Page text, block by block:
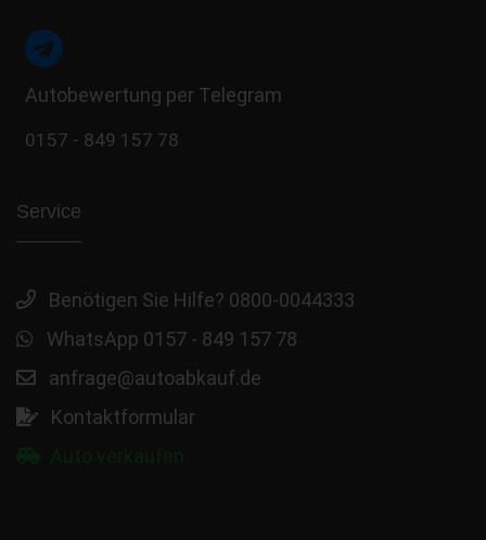
Autobewertung per Telegram
0157 - 849 157 78
Service
Benötigen Sie Hilfe? 0800-0044333
WhatsApp 0157 - 849 157 78
anfrage@autoabkauf.de
Kontaktformular